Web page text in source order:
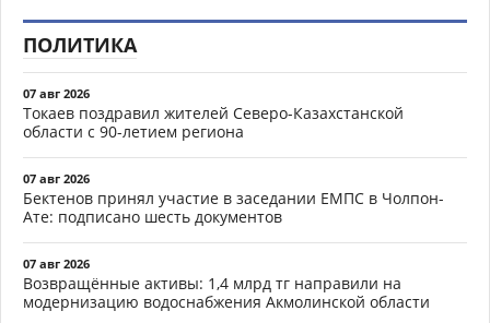
ПОЛИТИКА
07 авг 2026
Токаев поздравил жителей Северо-Казахстанской
области с 90-летием региона
07 авг 2026
Бектенов принял участие в заседании ЕМПС в Чолпон-
Ате: подписано шесть документов
07 авг 2026
Возвращённые активы: 1,4 млрд тг направили на
модернизацию водоснабжения Акмолинской области